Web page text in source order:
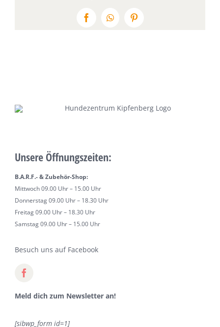
FacebookWhatsAppPinterest
Unsere Öffnungszeiten:
B.A.R.F.- & Zubehör-Shop:
Mittwoch 09.00 Uhr – 15.00 Uhr
Donnerstag 09.00 Uhr – 18.30 Uhr
Freitag 09.00 Uhr – 18.30 Uhr
Samstag 09.00 Uhr – 15.00 Uhr
Besuch uns auf Facebook
Meld dich zum Newsletter an!
[sibwp_form id=1]